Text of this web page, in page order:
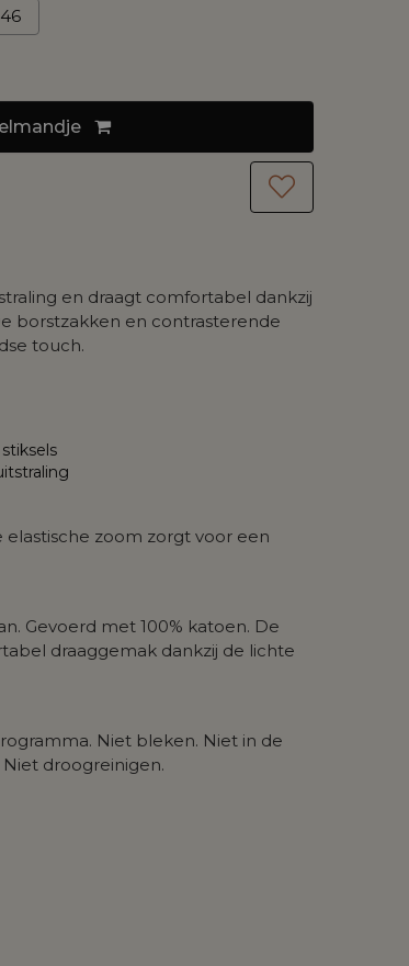
46
en draagt comfortabel dankzij
borstzakken en contrasterende
touch.
zoom zorgt voor een
Gevoerd met 100% katoen. De
draaggemak dankzij de lichte
Niet bleken. Niet in de
droogreinigen.